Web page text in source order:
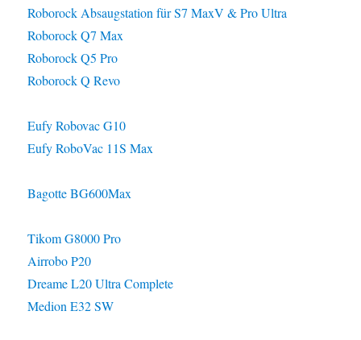
Roborock Absaugstation für S7 MaxV & Pro Ultra
Roborock Q7 Max
Roborock Q5 Pro
Roborock Q Revo
Eufy Robovac G10
Eufy RoboVac 11S Max
Bagotte BG600Max
Tikom G8000 Pro
Airrobo P20
Dreame L20 Ultra Complete
Medion E32 SW